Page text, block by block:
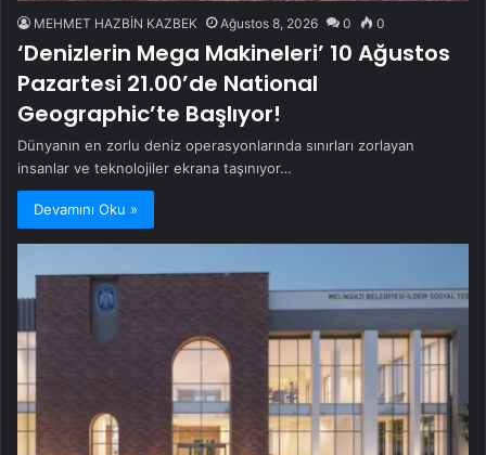
MEHMET HAZBİN KAZBEK Ağustos 8, 2026 0 0
‘Denizlerin Mega Makineleri’ 10 Ağustos
Pazartesi 21.00’de National
Geographic’te Başlıyor!
Dünyanın en zorlu deniz operasyonlarında sınırları zorlayan
insanlar ve teknolojiler ekrana taşınıyor…
Devamını Oku »